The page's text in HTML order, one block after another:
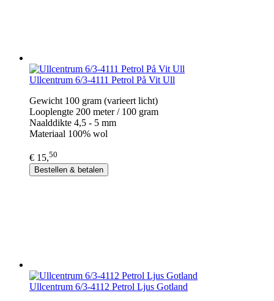
Ullcentrum 6/3-4111 Petrol På Vit Ull
Gewicht 100 gram (varieert licht)
Looplengte 200 meter / 100 gram
Naalddikte 4,5 - 5 mm
Materiaal 100% wol
€ 15,50
Bestellen & betalen
Ullcentrum 6/3-4112 Petrol Ljus Gotland